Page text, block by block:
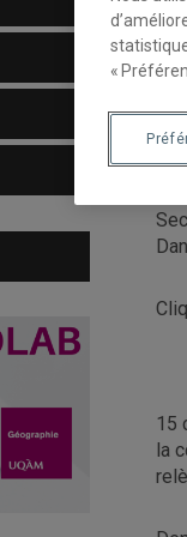
Le
15
la
«